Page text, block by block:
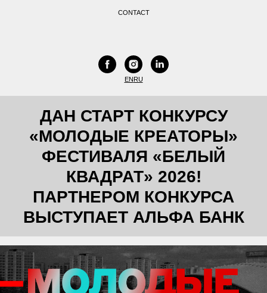
CONTACT
ENRU
ДАН СТАРТ КОНКУРСУ
«МОЛОДЫЕ КРЕАТОРЫ»
ФЕСТИВАЛЯ «БЕЛЫЙ
КВАДРАТ» 2026!
ПАРТНЕРОМ КОНКУРСА
ВЫСТУПАЕТ АЛЬФА БАНК